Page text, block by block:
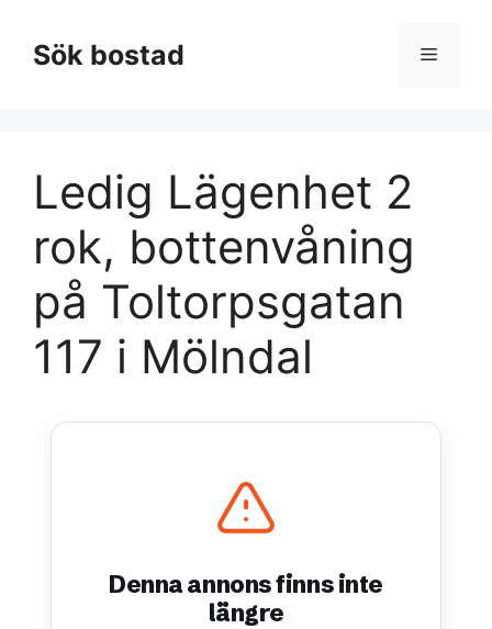
innehållSök bostad Meny
Ledig Lägenhet 2
rok, bottenvåning
på Toltorpsgatan
117 i Mölndal
Denna annons finns inte
längre